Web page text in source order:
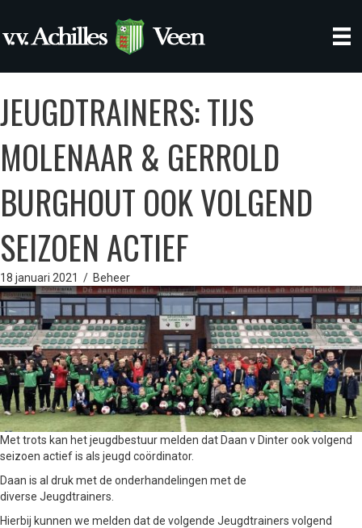
JEUGDTRAINERS: TIJS
MOLENAAR & GERROLD
BURGHOUT OOK VOLGEND
SEIZOEN ACTIEF
18 januari 2021 / Beheer
Met trots kan het jeugdbestuur melden dat Daan v Dinter ook volgend
seizoen actief is als jeugd coördinator.
Daan is al druk met de onderhandelingen met de
diverse Jeugdtrainers.
Hierbij kunnen we melden dat de volgende Jeugdtrainers volgend